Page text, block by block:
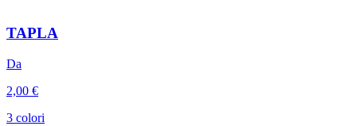
TAPLA
Da
2,00 €
3 colori